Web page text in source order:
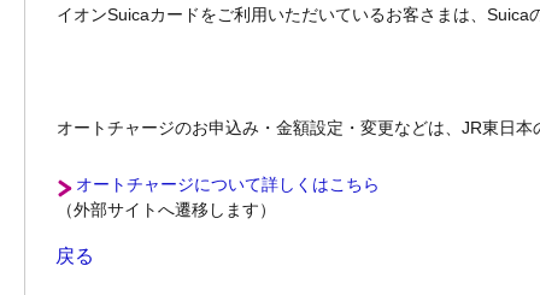
イオンSuicaカードをご利用いただいているお客さまは、
オートチャージのお申込み・金額設定・変更などは、JR東日
オートチャージについて詳しくはこちら
（外部サイトへ遷移します）
戻る